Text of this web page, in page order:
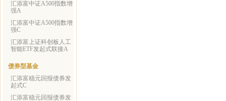
汇添富中证A500指数增
强A
汇添富中证A500指数增
强C
汇添富上证科创板人工
智能ETF发起式联接A
债券型基金
汇添富稳元回报债券发
起式C
汇添富稳元回报债券发